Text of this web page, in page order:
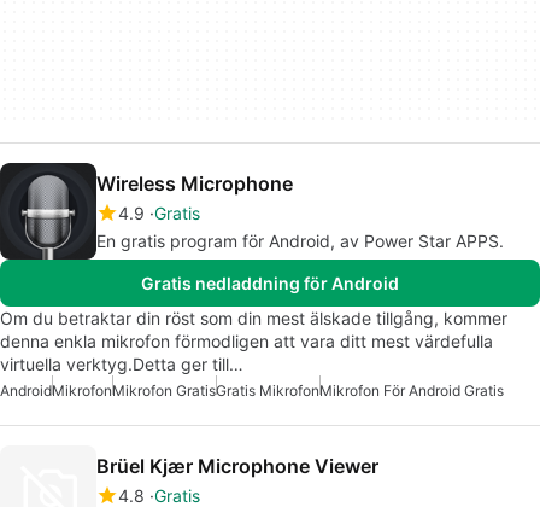
Wireless Microphone
4.9 Gratis
En gratis program för Android, av Power Star APPS.
Gratis nedladdning för Android
Om du betraktar din röst som din mest älskade tillgång, kommer
denna enkla mikrofon förmodligen att vara ditt mest värdefulla
virtuella verktyg.Detta ger till…
AndroidMikrofonMikrofon GratisGratis MikrofonMikrofon För Android Gratis
Brüel Kjær Microphone Viewer
4.8 Gratis